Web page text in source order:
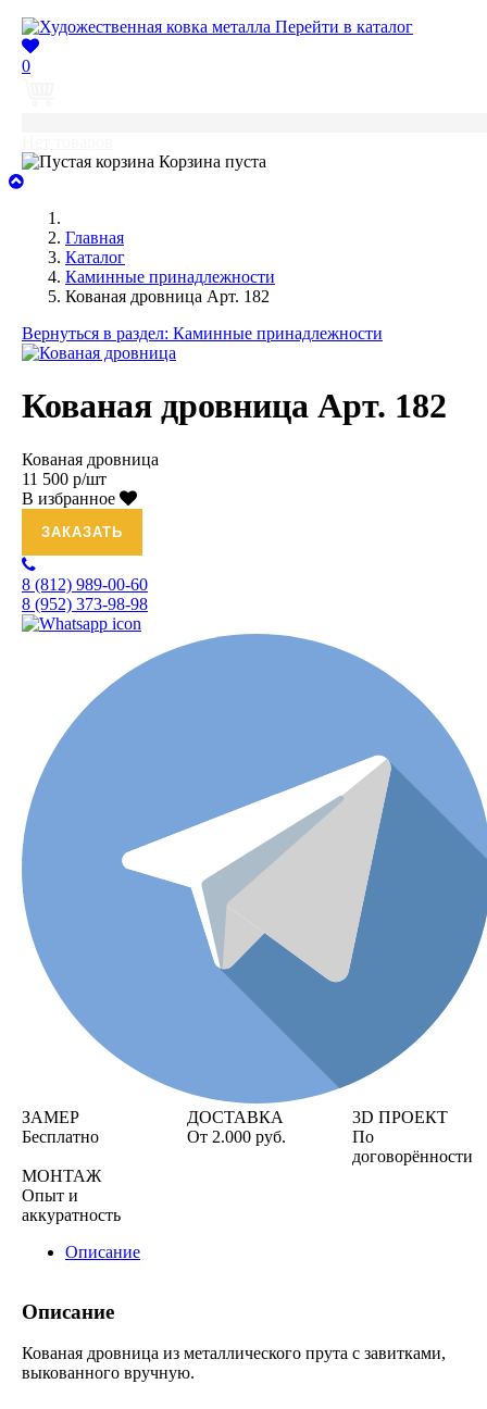
Перейти в каталог
0
Корзина пуста
Главная
Каталог
Каминные принадлежности
Кованая дровница Арт. 182
Вернуться в раздел: Каминные принадлежности
Кованая дровница Арт. 182
Кованая дровница
11 500 р/шт
В избранное
ЗАКАЗАТЬ
8 (812) 989-00-60
8 (952) 373-98-98
ЗАМЕР
Бесплатно
ДОСТАВКА
От 2.000 руб.
3D ПРОЕКТ
По
договорённости
МОНТАЖ
Опыт и
аккуратность
Описание
Описание
Кованая дровница из металлического прута с завитками,
выкованного вручную.